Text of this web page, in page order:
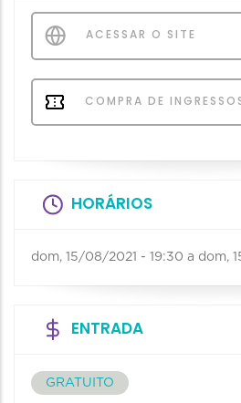
ACESSAR O SITE
COMPRA DE
HORÁRIOS
dom, 15/08/2021 - 19:30 a dom,
ENTRADA
GRATUITO